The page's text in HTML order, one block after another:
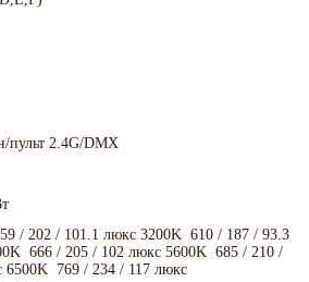
пульт 2.4G/DMX
/ 202 / 101.1 люкс 3200K 610 / 187 / 93.3
666 / 205 / 102 люкс 5600K 685 / 210 /
6500K 769 / 234 / 117 люкс